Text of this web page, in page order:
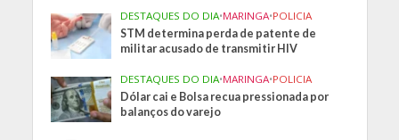
DESTAQUES DO DIA•MARINGA•POLICIA
STM determina perda de patente de
militar acusado de transmitir HIV
DESTAQUES DO DIA•MARINGA•POLICIA
Dólar cai e Bolsa recua pressionada por
balanços do varejo